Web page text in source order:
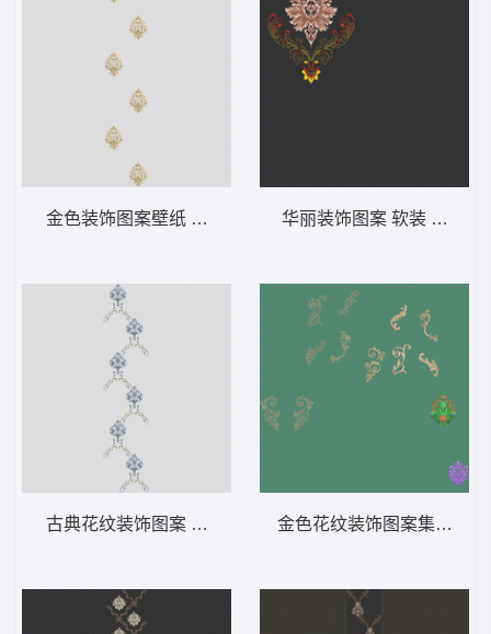
金色装饰图案壁纸 软装 装饰 窗帘
古典花纹装饰图案 软装 装饰 窗帘
华丽装饰图案 软装 装饰 窗
金色花纹装饰图案集合 软